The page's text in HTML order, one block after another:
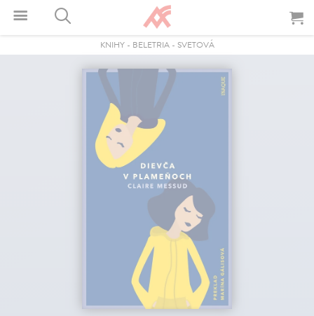
KNIHY- BELETRIA- SVETOVÁ